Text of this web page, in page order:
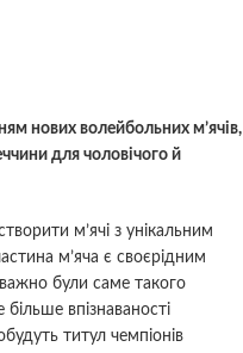
нових волейбольних м’ячів,
для чоловічого й
м’ячі з унікальним
м’яча є своєрідним
були саме такого
впізнаваності
титул чемпіонів